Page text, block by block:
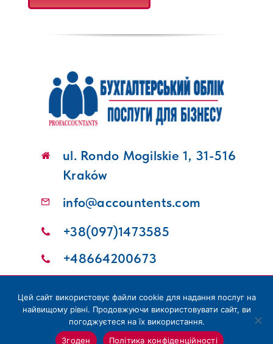
ul. Rondo Mogilskie 1, 31-516
Kraków
info@accountents.com
+38(097)1473585
+48664200673
Бухгалтерские услуги
THIS WEBSITE AND DOMAIN ARE OWNED AND OPERATED BY
OKSANA SKOVBEL
Цей сайт використовує файли cookie для надання послуг на
найвищому рівні. Продовжуючи використовувати сайт, ви
погоджуєтеся на їх використання.
Згоден
Політика конфіденційності